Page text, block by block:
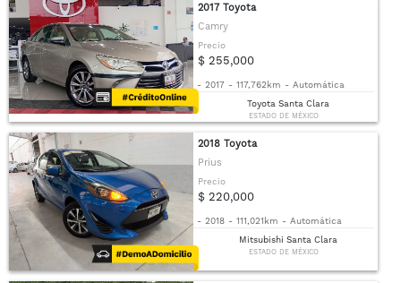
2017 Toyota
Camry
Precio
$ 255,000
- 2017 - 117,762km - Automática
Toyota Santa Clara
ESTADO DE MÉXICO
2018 Toyota
Prius
Precio
$ 220,000
- 2018 - 111,021km - Automática
Mitsubishi Santa Clara
ESTADO DE MÉXICO